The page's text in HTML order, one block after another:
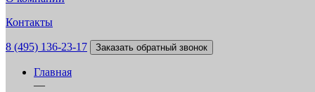
Контакты
8 (495) 136-23-17 Заказать обратный звонок
Главная
—